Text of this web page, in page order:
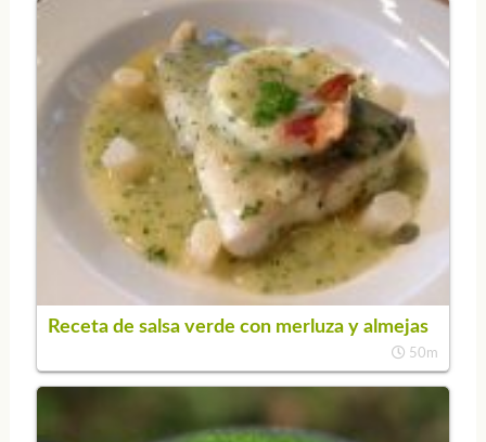
Receta de salsa verde con merluza y almejas
50m